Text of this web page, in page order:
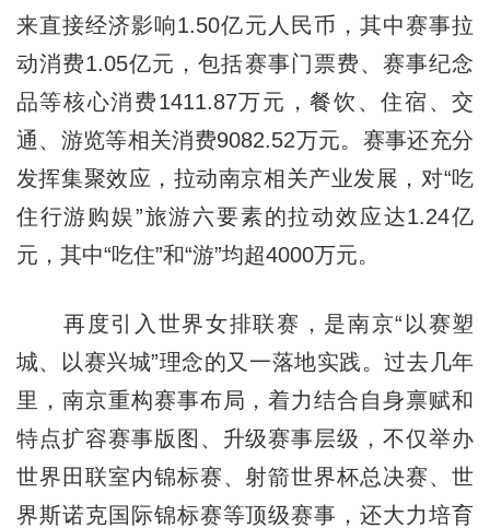
来直接经济影响1.50亿元人民币，其中赛事拉
动消费1.05亿元，包括赛事门票费、赛事纪念
品等核心消费1411.87万元，餐饮、住宿、交
通、游览等相关消费9082.52万元。赛事还充分
发挥集聚效应，拉动南京相关产业发展，对“吃
住行游购娱”旅游六要素的拉动效应达1.24亿
元，其中“吃住”和“游”均超4000万元。
再度引入世界女排联赛，是南京“以赛塑
城、以赛兴城”理念的又一落地实践。过去几年
里，南京重构赛事布局，着力结合自身禀赋和
特点扩容赛事版图、升级赛事层级，不仅举办
世界田联室内锦标赛、射箭世界杯总决赛、世
界斯诺克国际锦标赛等顶级赛事，还大力培育